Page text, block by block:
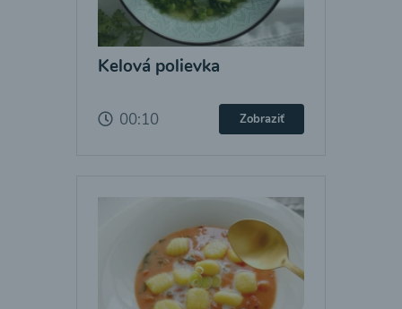
Kelová polievka
00:10 Zobraziť